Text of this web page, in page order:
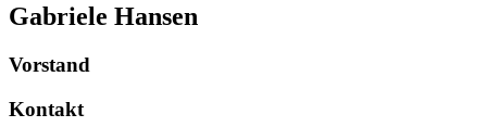
Gabriele Hansen
Vorstand
Kontakt